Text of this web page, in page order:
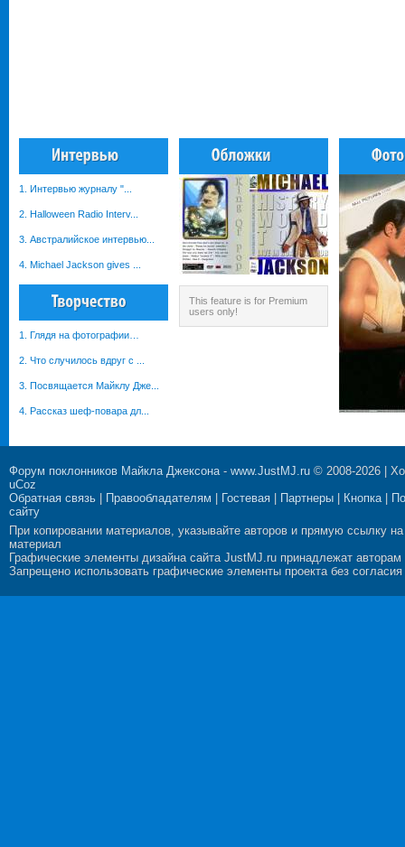
1. Интервью журналу "...
2. Halloween Radio Interv...
3. Австралийское интервью...
4. Michael Jackson gives ...
1. Глядя на фотографии…
2. Что случилось вдруг с ...
3. Посвящается Майклу Дже...
4. Рассказ шеф-повара дл...
This feature is for Premium
users only!
Форум поклонников Майкла Джексона- www.JustMJ.ru © 2008-2026 |
uCoz
Обратная связь
Правообладателям Гостевая Партнеры Кнопка|
сайту
При копировании материалов, указывайте авторов и прямую ссылку на
материал
Графические элементы дизайна сайта JustMJ.ru принадлежат авторам
Запрещено использовать графические элементы проекта без согласия